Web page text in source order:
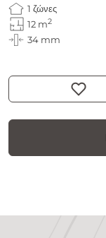
1 ζώνες
12 m2
34 mm